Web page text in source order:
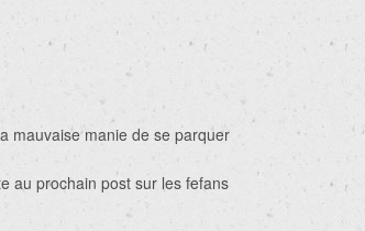
mauvaise manie de se parquer
au prochain post sur les fefans